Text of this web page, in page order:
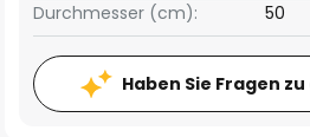
Durchmesser (cm):
50
Haben Sie Fragen